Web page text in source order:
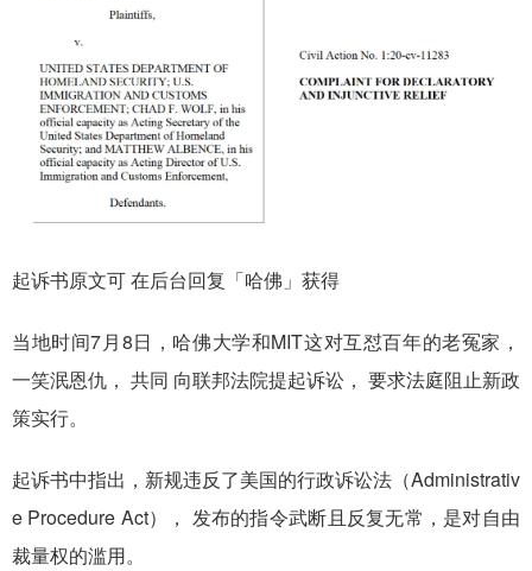
起诉书原文可在后台回复「哈佛」获得
当地时间7月8日，哈佛大学和MIT这对互怼百年的老冤家，
一笑泯恩仇， 共同 向联邦法院提起诉讼， 要求法庭阻止新政
策实行。
起诉书中指出，新规违反了美国的行政诉讼法（Administrativ
e Procedure Act）， 发布的指令武断且反复无常，是对自由
裁量权的滥用。